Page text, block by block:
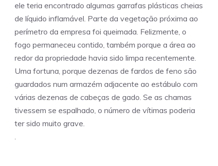
ele teria encontrado algumas garrafas plásticas cheias
de líquido inflamável. Parte da vegetação próxima ao
perímetro da empresa foi queimada. Felizmente, o
fogo permaneceu contido, também porque a área ao
redor da propriedade havia sido limpa recentemente.
Uma fortuna, porque dezenas de fardos de feno são
guardados num armazém adjacente ao estábulo com
várias dezenas de cabeças de gado. Se as chamas
tivessem se espalhado, o número de vítimas poderia
ter sido muito grave.
.